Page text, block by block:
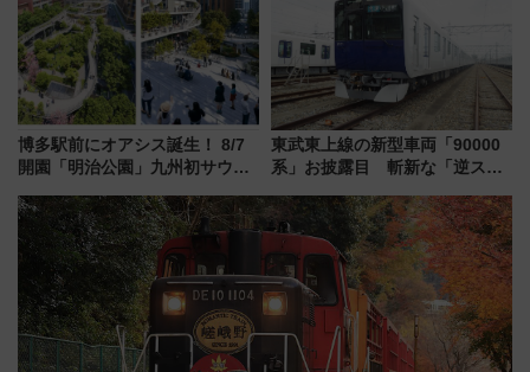
博多駅前にオアシス誕生！ 8/7
開園「明治公園」九州初サウナ
品グルメ登場で駅前の過ごし方
はどう変わる？
東武東上線の新型車両「90000
系」お披露目 斬新な「逆スラ
放的な車内空間に注目、デビュ
ーは9月